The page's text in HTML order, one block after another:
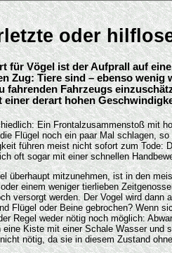
oder
für Vögel ist der Aufprall auf
Zug: Tiere sind – ebenso wenig
Fahrzeugs
derart hohen
Ein Frontalzusammenstoß mit
Flügel noch ein paar Mal schlagen,
führen meist nicht sofort zum Tode:
oft sogar mit einer schnellen
überhaupt mitzunehmen, ist in den
einem weniger tierlieben
versorgt werden. Der Vogel wird
Flügel oder Beine gebrochen? Wenn
Regel weder nötig noch möglich:
Kiste mit einer Schale Wasser und
nötig, da sie in diesem Zustand